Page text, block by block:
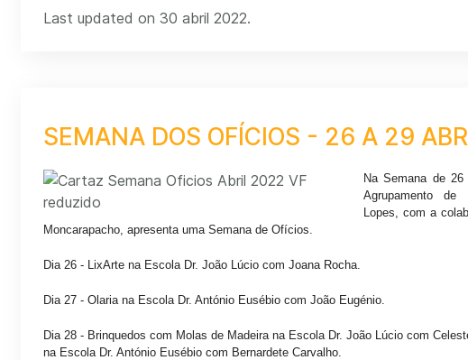
Last updated on 30 abril 2022.
SEMANA DOS OFÍCIOS - 26 A 29
Na Semana de
Agrupamento de
Lopes, com a
Moncarapacho, apresenta uma Semana de Ofícios.
Dia 26 - LixArte na Escola Dr. João Lúcio com Joana Rocha.
Dia 27 - Olaria na Escola Dr. António Eusébio com João Eugénio.
Dia 28 - Brinquedos com Molas de Madeira na Escola Dr. João Lúcio com
na Escola Dr. António Eusébio com Bernardete Carvalho.